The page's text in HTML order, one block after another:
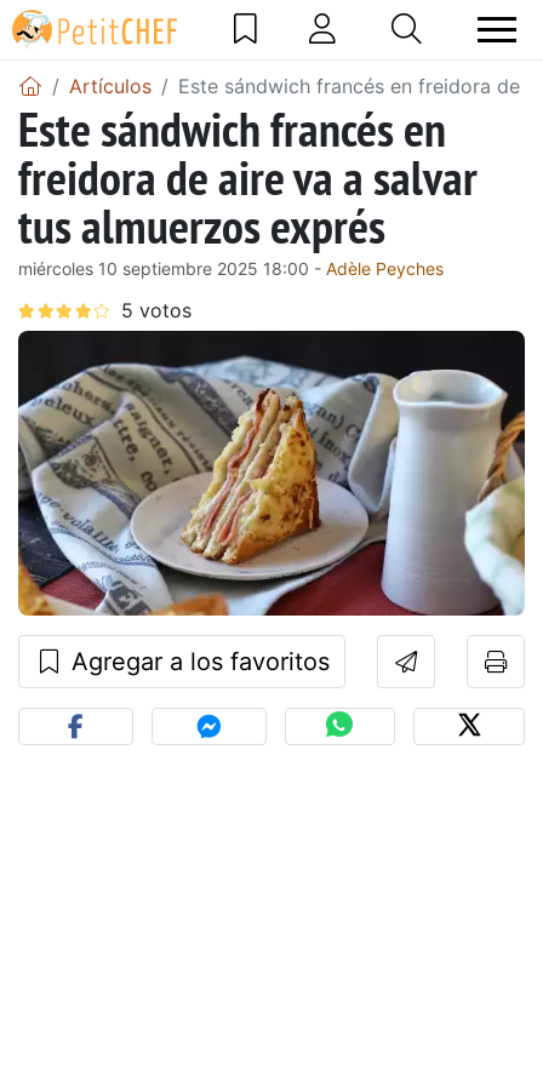
Artículos Este sándwich francés en freidora de
Este sándwich francés en
freidora de aire va a salvar
tus almuerzos exprés
miércoles 10 septiembre 2025 18:00 - Adèle Peyches
Agregar a los favoritos